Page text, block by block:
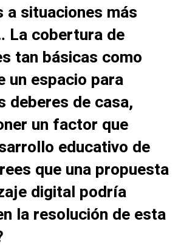
a situaciones más
La cobertura de
tan básicas como
un espacio para
deberes de casa,
un factor que
educativo de
que una propuesta
digital podría
la resolución de esta